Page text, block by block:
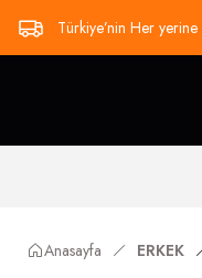
Türkiye’nin Her yerine
Anasayfa ERKEK